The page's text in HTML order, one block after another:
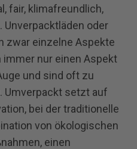
fair, klimafreundlich,
Unverpacktläden oder
zwar einzelne Aspekte
immer nur einen Aspekt
und sind oft zu
Umverpackt setzt auf
bei der traditionelle
von ökologischen
einen